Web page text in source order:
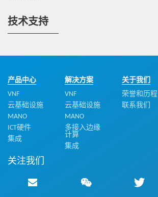
技术支持
产品中心
VNF
云基础设施
MANO
ICT硬件
集成
解决方案
VNF
云基础设施
MANO
多接入边缘
计算
集成
关于我们
荣誉和历程
联系我们
关注我们